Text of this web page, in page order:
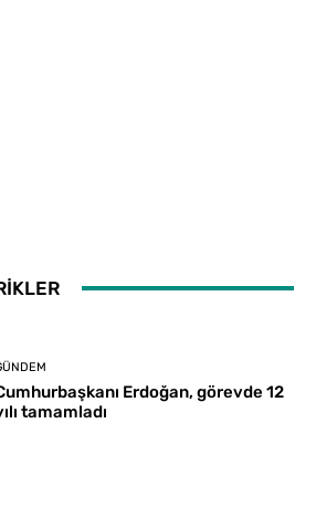
Erdoğan, görevde 12
tamamladı